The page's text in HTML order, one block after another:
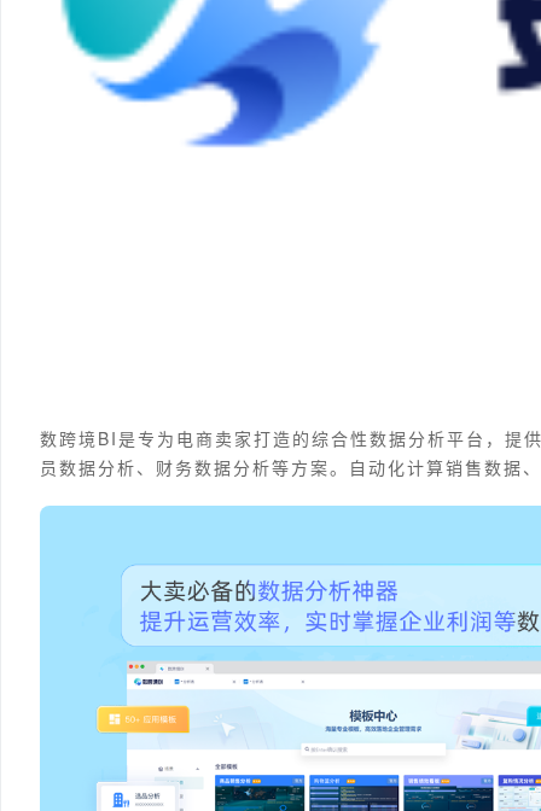
数跨境BI是专为电商卖家打造的综合性数据分析平台，提
员数据分析、财务数据分析等方案。自动化计算销售数据